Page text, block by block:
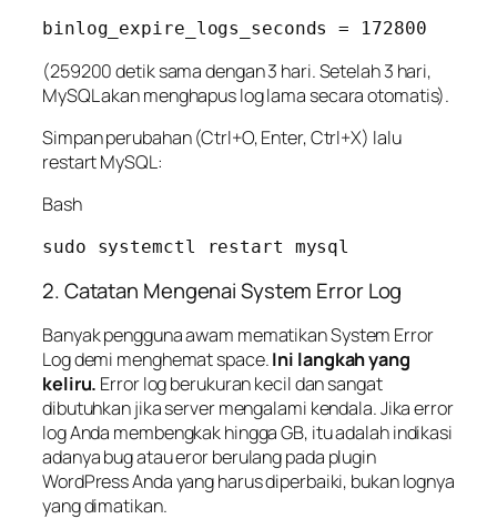
(259200 detik sama dengan 3 hari. Setelah 3 hari,
MySQL akan menghapus log lama secara otomatis).
Simpan perubahan (Ctrl+O, Enter, Ctrl+X) lalu
restart MySQL:
Bash
2. Catatan Mengenai System Error Log
Banyak pengguna awam mematikanSystem Error
Logdemi menghemat space.Ini langkah yang
keliru. Error log berukuran kecil dan sangat
dibutuhkan jika server mengalami kendala. Jika error
log Anda membengkak hingga GB, itu adalah indikasi
adanyabugatau eror berulang pada plugin
WordPress Anda yang harus diperbaiki, bukan lognya
yang dimatikan.